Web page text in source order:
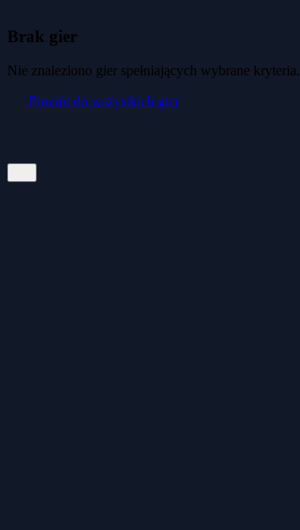
Brak gier
Nie znaleziono gier spełniających wybrane kryteria.
Powrót do wszystkich gier